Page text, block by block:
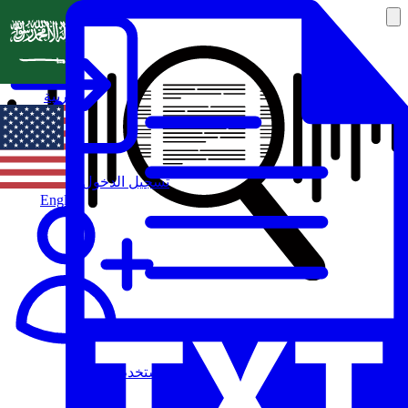
تسجيل الدخول
مستخدم جديد
العربية
English